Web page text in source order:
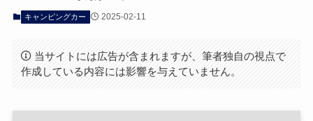
キャンピングカー 2025-02-11
当サイトには広告が含まれますが、筆者独自の視点で
作成している内容には影響を与えていません。